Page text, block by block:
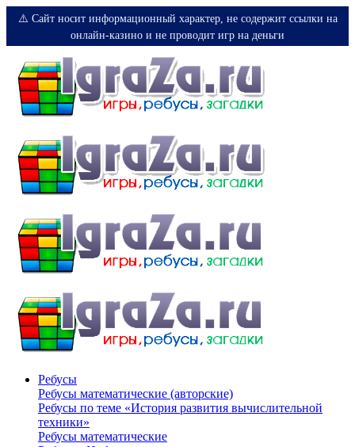
⚠️ Сайт носит информационный характер, не содержит ссылки на
онлайн-казино и не проводит игр на деньги
Ребусы
Ребусы математические (авторские)
Ребусы по теме «История развития вычислительной
техники»
Ребусы математические